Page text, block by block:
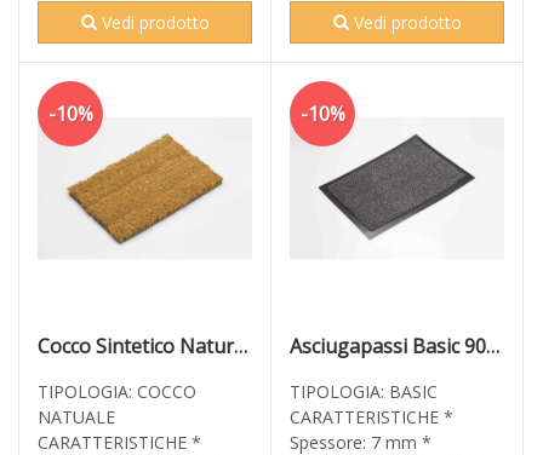
Vedi prodotto Vedi prodotto
-10%
Cocco Sintetico Naturale 17mm 90x60
TIPOLOGIA: COCCO
NATUALE
CARATTERISTICHE *
-10%
Asciugapassi Basic 90x60 Antracite
TIPOLOGIA: BASIC
CARATTERISTICHE *
Spessore: 7 mm *